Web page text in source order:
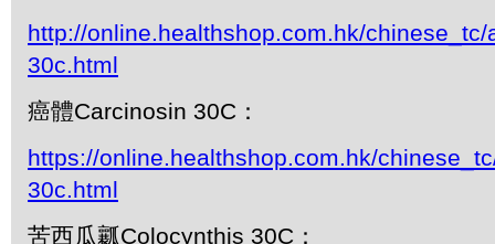
http://online.healthshop.com.hk/
30c.html
癌體Carcinosin 30C：
https://online.healthshop.com.hk/
30c.html
苦西瓜瓤Colocynthis 30C：